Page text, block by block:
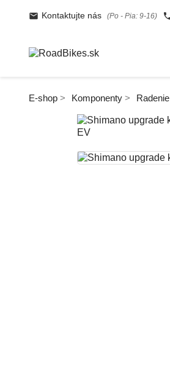
Kontaktujte nás (Po - Pia: 9-16)
E-shop Komponenty Radenie